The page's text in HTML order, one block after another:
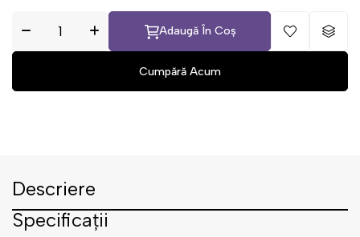
Adaugă În Coș
Descriere
Specificații